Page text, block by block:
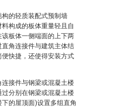
的轻质装配式预制墙
构成的板体重量轻且自
板体一侧端面的上下两
角连接件与建筑主体结
快捷，还使得安装方式
接件与钢梁或混凝土楼
分别在钢梁或混凝土楼
的屋顶面)设置多组直角